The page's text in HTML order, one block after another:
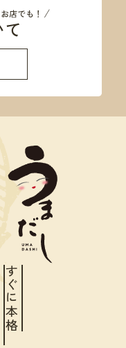
すぐに本格